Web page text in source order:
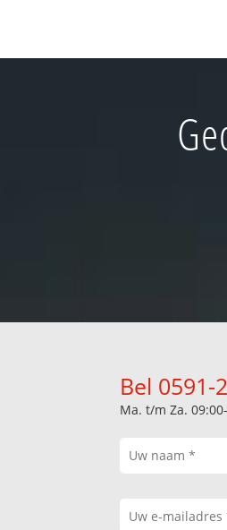
Bel
Ma. t/m Za.